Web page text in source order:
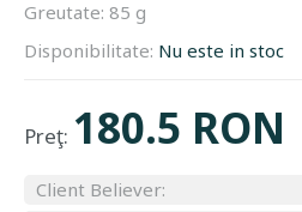
Greutate: 85 g
Disponibilitate: Nu este in stoc
Preţ: 180.5 RON
Client Believer: